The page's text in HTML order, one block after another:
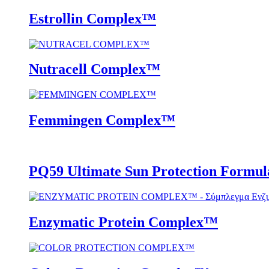
Estrollin Complex™
Nutracell Complex™
Femmingen Complex™
PQ59 Ultimate Sun Protection
Enzymatic Protein Complex™